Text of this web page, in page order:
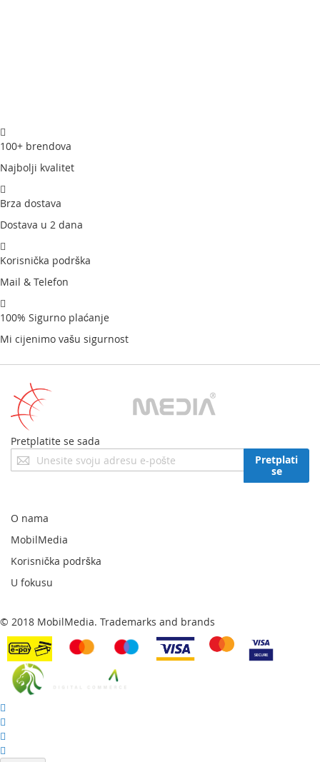
100+ brendova
Najbolji kvalitet
Brza dostava
Dostava u 2 dana
Korisnička podrška
Mail & Telefon
100% Sigurno plaćanje
Mi cijenimo vašu sigurnost
Pretplatite se sada
Prijavite
se
newsletter:
Pretplati
se
O nama
MobilMedia
Korisnička podrška
U fokusu
© 2018 MobilMedia. Trademarks and brands